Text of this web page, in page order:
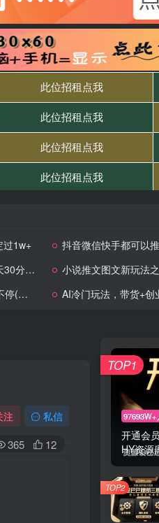
过1w+
抖音微信快手都可以推广短剧
益3张
小说推文图文新玩法之动静结合
素材) AI冷门玩法，带货+创业粉+
注 私信
365 12
开通会
HY资源
TOP1
TOP2